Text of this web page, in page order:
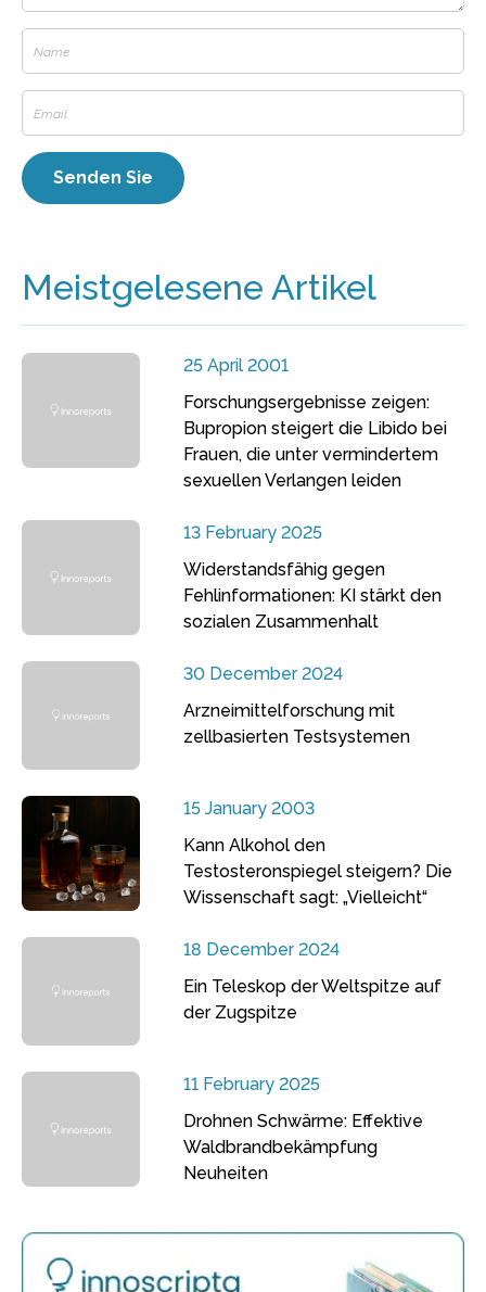
Meistgelesene Artikel
25 April 2001
Forschungsergebnisse zeigen:
Bupropion steigert die Libido bei
Frauen, die unter vermindertem
sexuellen Verlangen leiden
13 February 2025
Widerstandsfähig gegen
Fehlinformationen: KI stärkt den
sozialen Zusammenhalt
30 December 2024
Arzneimittelforschung mit
zellbasierten Testsystemen
15 January 2003
Kann Alkohol den
Testosteronspiegel steigern? Die
Wissenschaft sagt: „Vielleicht“
18 December 2024
Ein Teleskop der Weltspitze auf
der Zugspitze
11 February 2025
Drohnen Schwärme: Effektive
Waldbrandbekämpfung
Neuheiten